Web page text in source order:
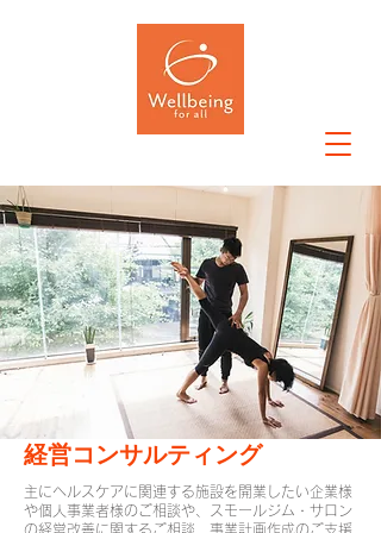
経営コンサルティング
主に​ヘルスケアに関連する施設を開業したい企業様
や個人事業者様のご相談や、
スモールジム・サロン
の経営改善に関するご相談、事業計画作成のご支援